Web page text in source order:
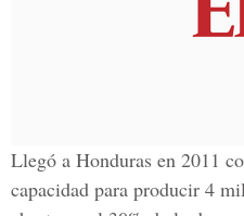
Llegó a Honduras en 2011
capacidad para producir 4